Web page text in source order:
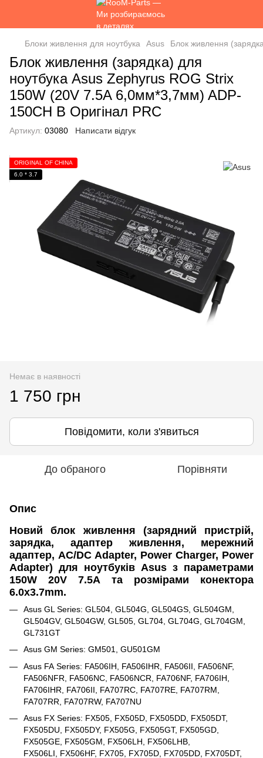
Блоки живлення для ноутбука Asus Блок живлення
Блок живлення (зарядка) для
ноутбука Asus Zephyrus ROG Strix
150W (20V 7.5A 6,0мм*3,7мм) ADP-
150CH B Оригінал PRC
Артикул: 03080 Написати відгук
ORIGINAL ОF CHINA
6.0 * 3.7
Немає в наявності
1 750 грн
Повідомити, коли з'явиться
До обраного Порівняти
Опис
Новий блок живлення (зарядний пристрій,
зарядка, адаптер живлення, мережний
адаптер, AC/DC Adapter, Power Charger, Power
Adapter) для ноутбуків Asus з параметрами
150W 20V 7.5A та розмірами конектора
6.0х3.7mm.
Asus GL Series: GL504, GL504G, GL504GS, GL504GM,
GL504GV, GL504GW, GL505, GL704, GL704G, GL704GM,
GL731GT
Asus GM Series: GM501, GU501GM
Asus FA Series: FA506IH, FA506IHR, FA506II, FA506NF,
FA506NFR, FA506NC, FA506NCR, FA706NF, FA706IH,
FA706IHR, FA706II, FA707RC, FA707RE, FA707RM,
FA707RR, FA707RW, FA707NU
Asus FX Series: FX505, FX505D, FX505DD, FX505DT,
FX505DU, FX505DY, FX505G, FX505GT, FX505GD,
FX505GE, FX505GM, FX506LH, FX506LHB,
FX506LI, FX506HF, FX705, FX705D, FX705DD, FX705DT,